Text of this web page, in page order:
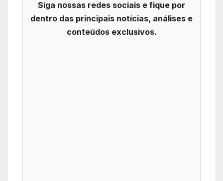
Siga nossas redes sociais e fique por
dentro das principais notícias, análises e
conteúdos exclusivos.